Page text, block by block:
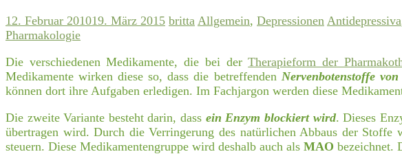
12. Februar 201019. März 2015 britta Allgemein, Depressionen Antidepressiva
Pharmakologie
Die verschiedenen Medikamente, die bei derTherapieform der
Medikamente wirken diese so, dass die betreffenden Nervenbotenstoffe
können dort ihre Aufgaben erledigen. Im Fachjargon werden diese
Die zweite Variante besteht darin, dass ein Enzym blockiert wird. Dieses
übertragen wird. Durch die Verringerung des natürlichen Abbaus der Stoffe
steuern. Diese Medikamentengruppe wird deshalb auch als MAO bezeichnet.